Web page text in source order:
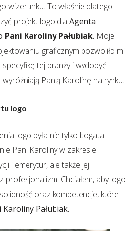
wizerunku. To właśnie dlatego
projekt logo dla Agenta
Pani Karoliny Pałubiak. Moje
graficznym pozwoliło mi
tej branży i wydobyć
Panią Karolinę na rynku.
logo
logo była nie tylko bogata
Pani Karoliny w zakresie
i emerytur, ale także jej
profesjonalizm. Chciałem, aby logo
oraz kompetencje, które
Karoliny Pałubiak.